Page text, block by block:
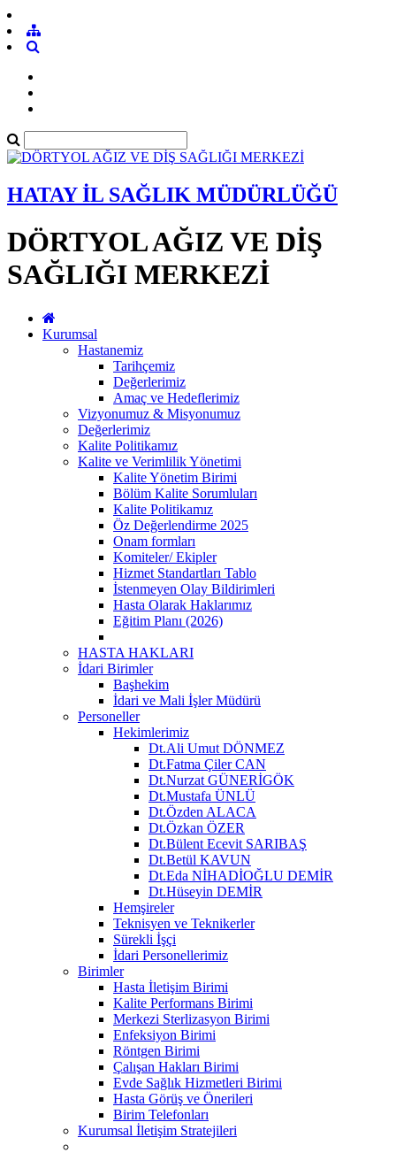
HATAY İL SAĞLIK MÜDÜRLÜĞÜ
DÖRTYOL AĞIZ VE DİŞ
SAĞLIĞI MERKEZİ
Kurumsal
Hastanemiz
Tarihçemiz
Değerlerimiz
Amaç ve Hedeflerimiz
Vizyonumuz & Misyonumuz
Değerlerimiz
Kalite Politikamız
Kalite ve Verimlilik Yönetimi
Kalite Yönetim Birimi
Bölüm Kalite Sorumluları
Kalite Politikamız
Öz Değerlendirme 2025
Onam formları
Komiteler/ Ekipler
Hizmet Standartları Tablo
İstenmeyen Olay Bildirimleri
Hasta Olarak Haklarımız
Eğitim Planı (2026)
HASTA HAKLARI
İdari Birimler
Başhekim
İdari ve Mali İşler Müdürü
Personeller
Hekimlerimiz
Dt.Ali Umut DÖNMEZ
Dt.Fatma Çiler CAN
Dt.Nurzat GÜNERİGÖK
Dt.Mustafa ÜNLÜ
Dt.Özden ALACA
Dt.Özkan ÖZER
Dt.Bülent Ecevit SARIBAŞ
Dt.Betül KAVUN
Dt.Eda NİHADİOĞLU DEMİR
Dt.Hüseyin DEMİR
Hemşireler
Teknisyen ve Teknikerler
Sürekli İşçi
İdari Personellerimiz
Birimler
Hasta İletişim Birimi
Kalite Performans Birimi
Merkezi Sterlizasyon Birimi
Enfeksiyon Birimi
Röntgen Birimi
Çalışan Hakları Birimi
Evde Sağlık Hizmetleri Birimi
Hasta Görüş ve Önerileri
Birim Telefonları
Kurumsal İletişim Stratejileri